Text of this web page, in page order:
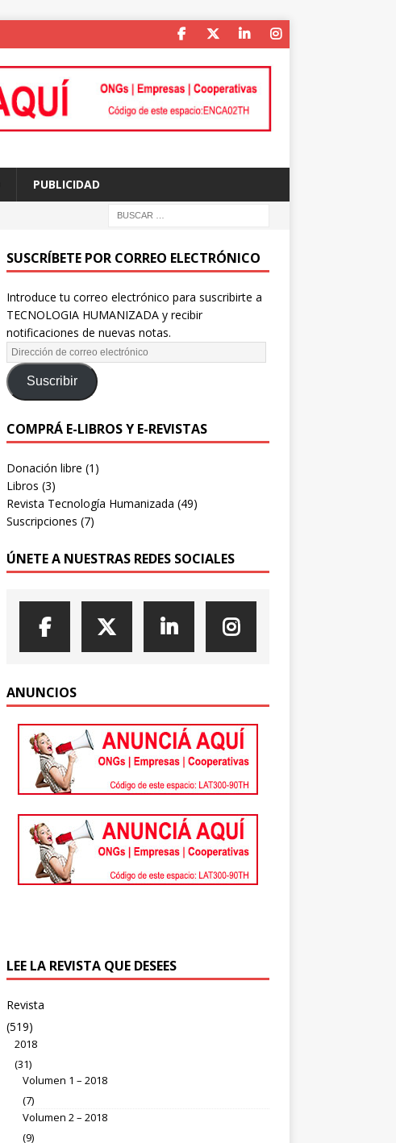
PUBLICIDAD
SUSCRÍBETE POR CORREO ELECTRÓNICO
Introduce tu correo electrónico para suscribirte a
TECNOLOGIA HUMANIZADA y recibir
notificaciones de nuevas notas.
Suscribir
COMPRÁ E-LIBROS Y E-REVISTAS
Donación libre (1)
Libros (3)
Revista Tecnología Humanizada (49)
Suscripciones (7)
ÚNETE A NUESTRAS REDES SOCIALES
ANUNCIOS
LEE LA REVISTA QUE DESEES
Revista
(519)
2018
(31)
Volumen 1 – 2018
(7)
Volumen 2 – 2018
(9)